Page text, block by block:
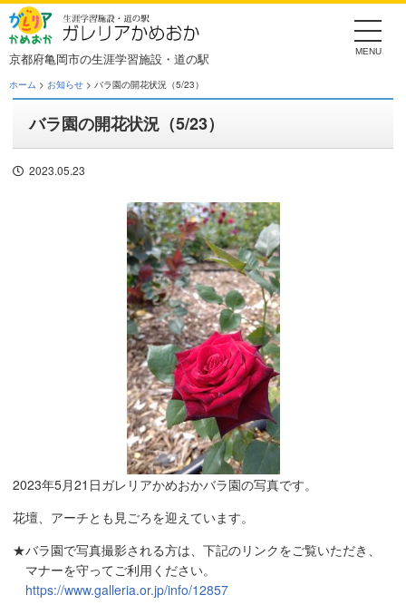
Skip
to
the
content
京都府亀岡市の生涯学習施設・道の駅
ホーム > お知らせ > バラ園の開花状況（5/23）
バラ園の開花状況（5/23）
2023.05.23
2023年5月21日ガレリアかめおかバラ園の写真です。
花壇、アーチとも見ごろを迎えています。
★バラ園で写真撮影される方は、下記のリンクをご覧いただき、
マナーを守ってご利用ください。
https://www.galleria.or.jp/info/12857